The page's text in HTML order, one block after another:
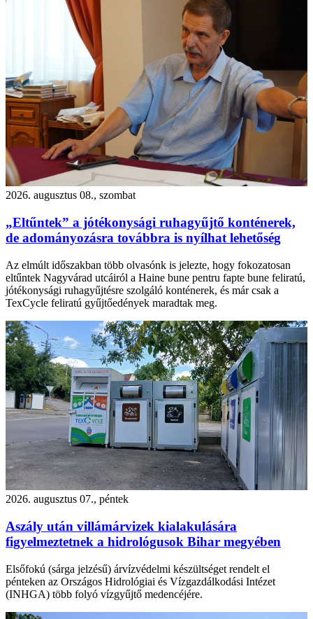
2026. augusztus 08., szombat
„Eltűntek” a jótékonysági ruhagyűjtő konténerek,
de adományozásra továbbra is nyílhat lehetőség
Az elmúlt időszakban több olvasónk is jelezte, hogy fokozatosan
eltűntek Nagyvárad utcáiról a Haine bune pentru fapte bune feliratú,
jótékonysági ruhagyűjtésre szolgáló konténerek, és már csak a
TexCycle feliratú gyűjtőedények maradtak meg.
2026. augusztus 07., péntek
Aszály után villámárvizek kialakulására
figyelmeztetnek a hidrológusok Bihar megyében
Elsőfokú (sárga jelzésű) árvízvédelmi készültséget rendelt el
pénteken az Országos Hidrológiai és Vízgazdálkodási Intézet
(INHGA) több folyó vízgyűjtő medencéjére.